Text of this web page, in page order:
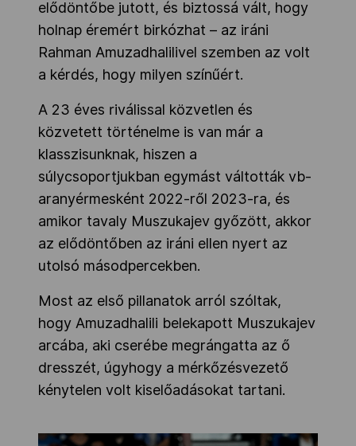
elődöntőbe jutott, és biztossá vált, hogy
holnap éremért birkózhat – az iráni
Rahman Amuzadhalilivel szemben az volt
a kérdés, hogy milyen színűért.
A 23 éves riválissal közvetlen és
közvetett történelme is van már a
klasszisunknak, hiszen a
súlycsoportjukban egymást váltották vb-
aranyérmesként 2022-ről 2023-ra, és
amikor tavaly Muszukajev győzött, akkor
az elődöntőben az iráni ellen nyert az
utolsó másodpercekben.
Most az első pillanatok arról szóltak,
hogy Amuzadhalili belekapott Muszukajev
arcába, aki cserébe megrángatta az ő
dresszét, úgyhogy a mérkőzésvezető
kénytelen volt kiselőadásokat tartani.